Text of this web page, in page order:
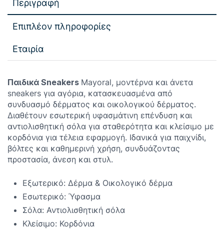
Περιγραφή
Επιπλέον πληροφορίες
Εταιρία
Παιδικά Sneakers Mayoral, μοντέρνα και άνετα
sneakers για αγόρια, κατασκευασμένα από
συνδυασμό δέρματος και οικολογικού δέρματος.
Διαθέτουν εσωτερική υφασμάτινη επένδυση και
αντιολισθητική σόλα για σταθερότητα και κλείσιμο με
κορδόνια για τέλεια εφαρμογή. Ιδανικά για παιχνίδι,
βόλτες και καθημερινή χρήση, συνδυάζοντας
προστασία, άνεση και στυλ.
Εξωτερικό: Δέρμα & Οικολογικό δέρμα
Εσωτερικό: Ύφασμα
Σόλα: Αντιολισθητική σόλα
Κλείσιμο: Κορδόνια